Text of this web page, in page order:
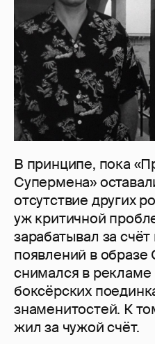
В принципе, пока
Супермена»
отсутствие других
уж критичной
зарабатывал за
появлений в образе
снимался в рекламе
боксёрских
знаменитостей. К
жил за чужой счёт.